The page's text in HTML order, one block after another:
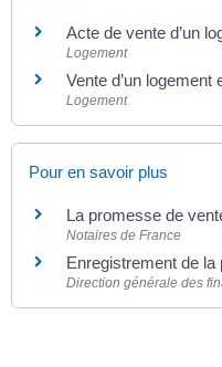
Acte de vente d’un
Logement
Vente d’un logement
Logement
Pour en savoir plus
La promesse de
Notaires de France
Enregistrement de
Direction générale des